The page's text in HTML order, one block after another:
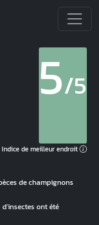
5/5
Indice de meilleur endroit
de champignons
d'insectes ont été